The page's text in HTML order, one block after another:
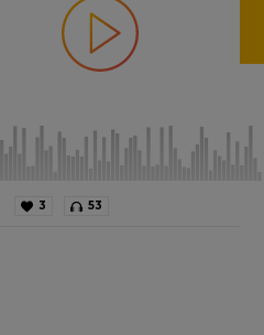
3 53